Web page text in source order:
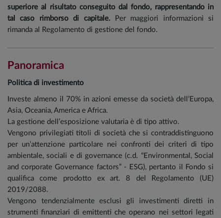
superiore al risultato conseguito dal fondo, rappresentando in
tal caso rimborso di capitale.Per maggiori informazioni si
rimanda al Regolamento di gestione del fondo.
Panoramica
Politica di investimento
Investe almeno il 70% in azioni emesse da società dell’Europa,
Asia, Oceania, America e Africa.
La gestione dell’esposizione valutaria è di tipo attivo.
Vengono privilegiati titoli di società che si contraddistinguono
per un’attenzione particolare nei confronti dei criteri di tipo
ambientale, sociali e di governance (c.d. “Environmental, Social
and corporate Governance factors” - ESG), pertanto il Fondo si
qualifica come prodotto ex art. 8 del Regolamento (UE)
2019/2088.
Vengono tendenzialmente esclusi gli investimenti diretti in
strumenti finanziari di emittenti che operano nei settori legati